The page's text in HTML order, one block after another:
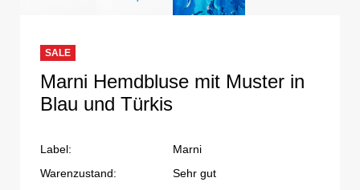
SALE
Marni Hemdbluse mit Muster in
Blau und Türkis
Label:
Marni
Warenzustand:
Sehr gut